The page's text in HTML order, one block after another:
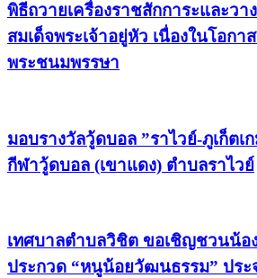
พิธีถวายเครื่องราชสักการะและว
สมเด็จพระเจ้าอยู่หัว เนื่องในโอกา
พระชนมพรรษา
มอบรางวัลวู้ดบอล ”ราไวย์-ภูเก็ตเ
กีฬาวู้ดบอล (เขาแดง) ตำบลราไวย์
เทศบาลตำบลวิชิต ขอเชิญชวนน้อ
ประกวด “หนูน้อยวัฒนธรรม” ประ